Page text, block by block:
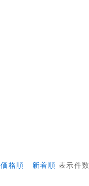
価格順 新着順 表示件数